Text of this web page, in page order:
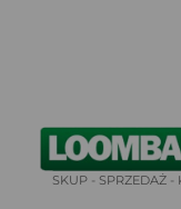
SKUP - SPRZEDAŻ -